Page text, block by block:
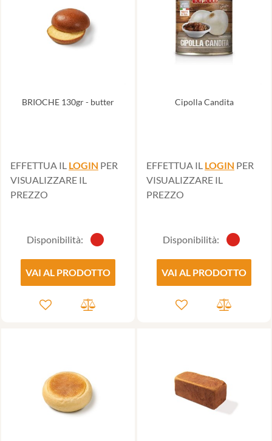
BRIOCHE 130gr - butter
EFFETTUA IL LOGIN PER
VISUALIZZARE IL
PREZZO
Disponibilità:
VAI AL PRODOTTO
Cipolla Candita
EFFETTUA IL LOGIN PER
VISUALIZZARE IL
PREZZO
Disponibilità:
VAI AL PRODOTTO